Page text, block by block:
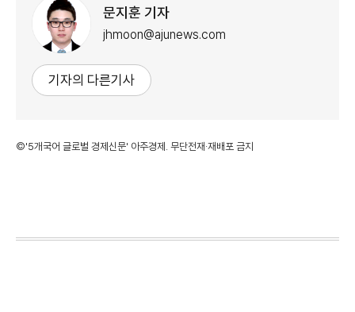
문지훈 기자
jhmoon@ajunews.com
기자의 다른기사
©'5개국어 글로벌 경제신문' 아주경제. 무단전재·재배포 금지